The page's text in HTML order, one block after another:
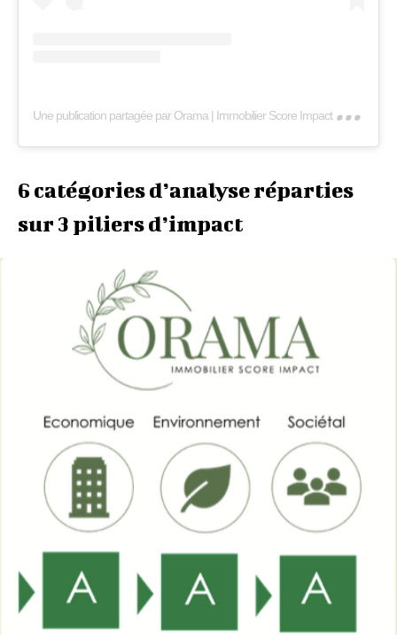
Une
publication partagée par Orama | Immobilier Score Impact (@orama_patrimoine)
6 catégories d’analyse réparties
sur 3 piliers d’impact